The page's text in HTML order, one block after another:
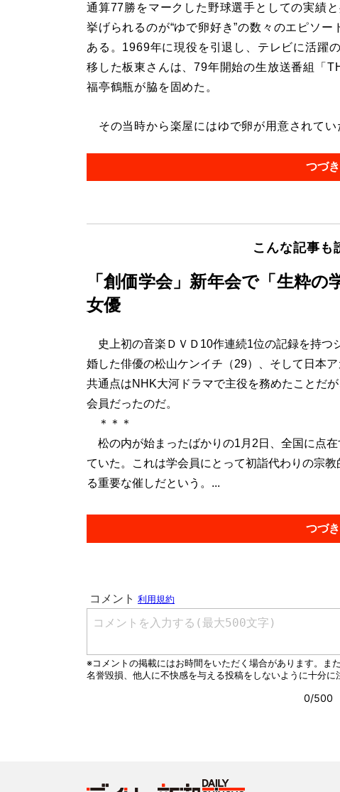
通算77勝をマークした野球選手としての実績と
挙げられるのが“ゆで卵好き”の数々のエピソー
ある。1969年に現役を引退し、テレビに活躍
移した板東さんは、79年開始の生放送番組「
福亭鶴瓶が脇を固めた。
その当時から楽屋にはゆで卵が用意されてい
つづ
こんな記事も
「創価学会」新年会で「生粋
女優
史上初の音楽ＤＶＤ10作連続1位の記録を持つ
婚した俳優の松山ケンイチ（29）、そして日本
共通点はNHK大河ドラマで主役を務めたことだ
会員だったのだ。
＊＊＊
松の内が始まったばかりの1月2日、全国に点
ていた。これは学会員にとって初詣代わりの宗
る重要な催しだという。...
つづ